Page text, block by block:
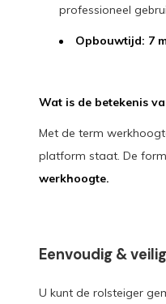
professioneel
Opbouwtijd: 7
Wat is de betekenis
Met de term
platform staat. De
werkhoogte.
Eenvoudig &
U kunt de rolsteiger